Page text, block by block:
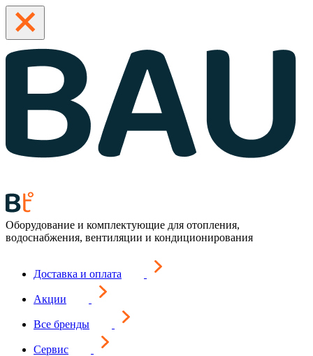
Оборудование и комплектующие для отопления,
водоснабжения, вентиляции и кондиционирования
Доставка и оплата
Акции
Все бренды
Сервис